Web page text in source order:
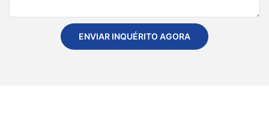
ENVIAR INQUÉRITO AGORA